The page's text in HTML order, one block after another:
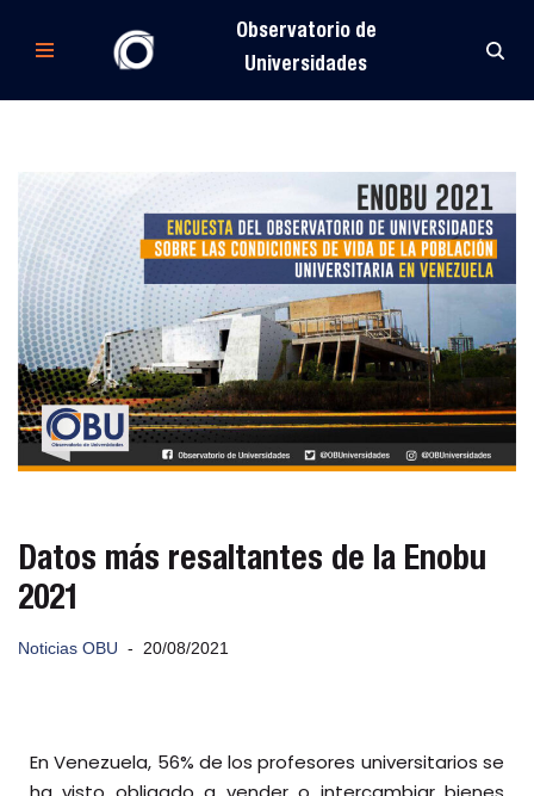
Observatorio de
Universidades
Datos más resaltantes de la Enobu
2021
Noticias OBU 20/08/2021
En Venezuela, 56% de los profesores universitarios se